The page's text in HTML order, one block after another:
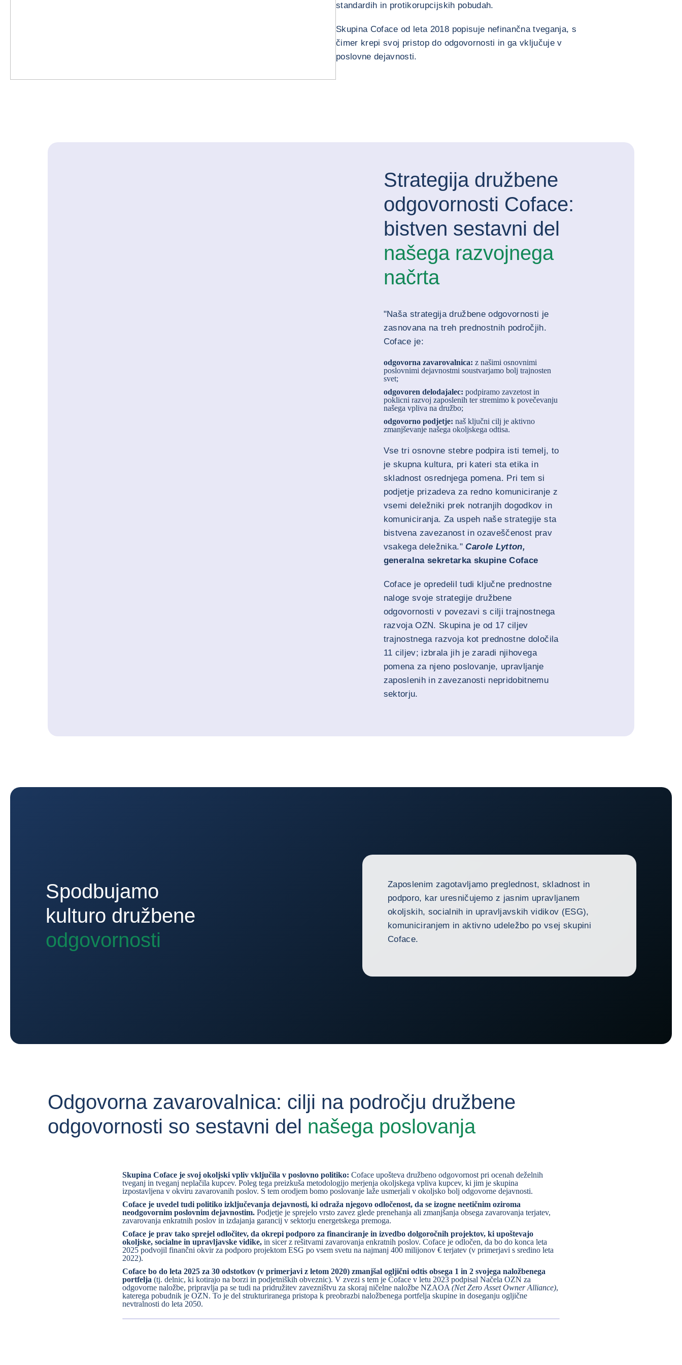
standardih in protikorupcijskih pobudah.
Skupina Coface od leta 2018 popisuje nefinančna tveganja, s
čimer krepi svoj pristop do odgovornosti in ga vključuje v
poslovne dejavnosti.
Strategija družbene
odgovornosti Coface:
bistven sestavni del
našega razvojnega
načrta
"Naša strategija družbene odgovornosti je
zasnovana na treh prednostnih področjih.
Coface je:
odgovorna zavarovalnica: z našimi osnovnimi
poslovnimi dejavnostmi soustvarjamo bolj trajnosten
svet;
odgovoren delodajalec: podpiramo zavzetost in
poklicni razvoj zaposlenih ter stremimo k povečevanju
našega vpliva na družbo;
odgovorno podjetje: naš ključni cilj je aktivno
zmanjševanje našega okoljskega odtisa.
Vse tri osnovne stebre podpira isti temelj, to
je skupna kultura, pri kateri sta etika in
skladnost osrednjega pomena. Pri tem si
podjetje prizadeva za redno komuniciranje z
vsemi deležniki prek notranjih dogodkov in
komuniciranja. Za uspeh naše strategije sta
bistvena zavezanost in ozaveščenost prav
vsakega deležnika."Carole Lytton,
generalna sekretarka skupine Coface
Coface je opredelil tudi ključne prednostne
naloge svoje strategije družbene
odgovornosti v povezavi s cilji trajnostnega
razvoja OZN. Skupina je od 17 ciljev
trajnostnega razvoja kot prednostne določila
11 ciljev; izbrala jih je zaradi njihovega
pomena za njeno poslovanje, upravljanje
zaposlenih in zavezanosti nepridobitnemu
sektorju.
Spodbujamo
kulturo družbene
odgovornosti
Zaposlenim zagotavljamo preglednost, skladnost in
podporo, kar uresničujemo z jasnim upravljanem
okoljskih, socialnih in upravljavskih vidikov (ESG),
komuniciranjem in aktivno udeležbo po vsej skupini
Coface.
Odgovorna zavarovalnica: cilji na področju družbene
odgovornosti so sestavni del našega poslovanja
Skupina Coface je svoj okoljski vpliv vključila v poslovno politiko: Coface upošteva družbeno odgovornost pri ocenah deželnih
tveganj in tveganj neplačila kupcev. Poleg tega preizkuša metodologijo merjenja okoljskega vpliva kupcev, ki jim je skupina
izpostavljena v okviru zavarovanih poslov. S tem orodjem bomo poslovanje laže usmerjali v okoljsko bolj odgovorne dejavnosti.
Coface je uvedel tudi politiko izključevanja dejavnosti, ki odraža njegovo odločenost, da se izogne neetičnim oziroma
neodgovornim poslovnim dejavnostim. Podjetje je sprejelo vrsto zavez glede prenehanja ali zmanjšanja obsega zavarovanja terjatev,
zavarovanja enkratnih poslov in izdajanja garancij v sektorju energetskega premoga.
Coface je prav tako sprejel odločitev, da okrepi podporo za financiranje in izvedbo dolgoročnih projektov, ki upoštevajo
okoljske, socialne in upravljavske vidike, in sicer z rešitvami zavarovanja enkratnih poslov. Coface je odločen, da bo do konca leta
2025 podvojil finančni okvir za podporo projektom ESG po vsem svetu na najmanj 400 milijonov € terjatev (v primerjavi s sredino leta
2022).
Coface bo do leta 2025 za 30 odstotkov (v primerjavi z letom 2020) zmanjšal ogljični odtis obsega 1 in 2 svojega naložbenega
portfelja (tj. delnic, ki kotirajo na borzi in podjetniških obveznic). V zvezi s tem je Coface v letu 2023 podpisal Načela OZN za
odgovorne naložbe, pripravlja pa se tudi na pridružitev zavezništvu za skoraj ničelne naložbe NZAOA (Net Zero Asset Owner Alliance),
katerega pobudnik je OZN. To je del strukturiranega pristopa k preobrazbi naložbenega portfelja skupine in doseganju ogljične
nevtralnosti do leta 2050.